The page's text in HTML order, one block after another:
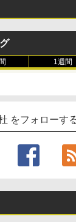
1週間
をフォローす